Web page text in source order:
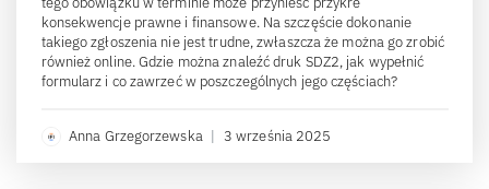
konsekwencje prawne i finansowe. Na szczęście dokonanie
takiego zgłoszenia nie jest trudne, zwłaszcza że można go zrobić
również online. Gdzie można znaleźć druk SDZ2, jak wypełnić
formularz i co zawrzeć w poszczególnych jego częściach?
Anna Grzegorzewska | 3 września 2025